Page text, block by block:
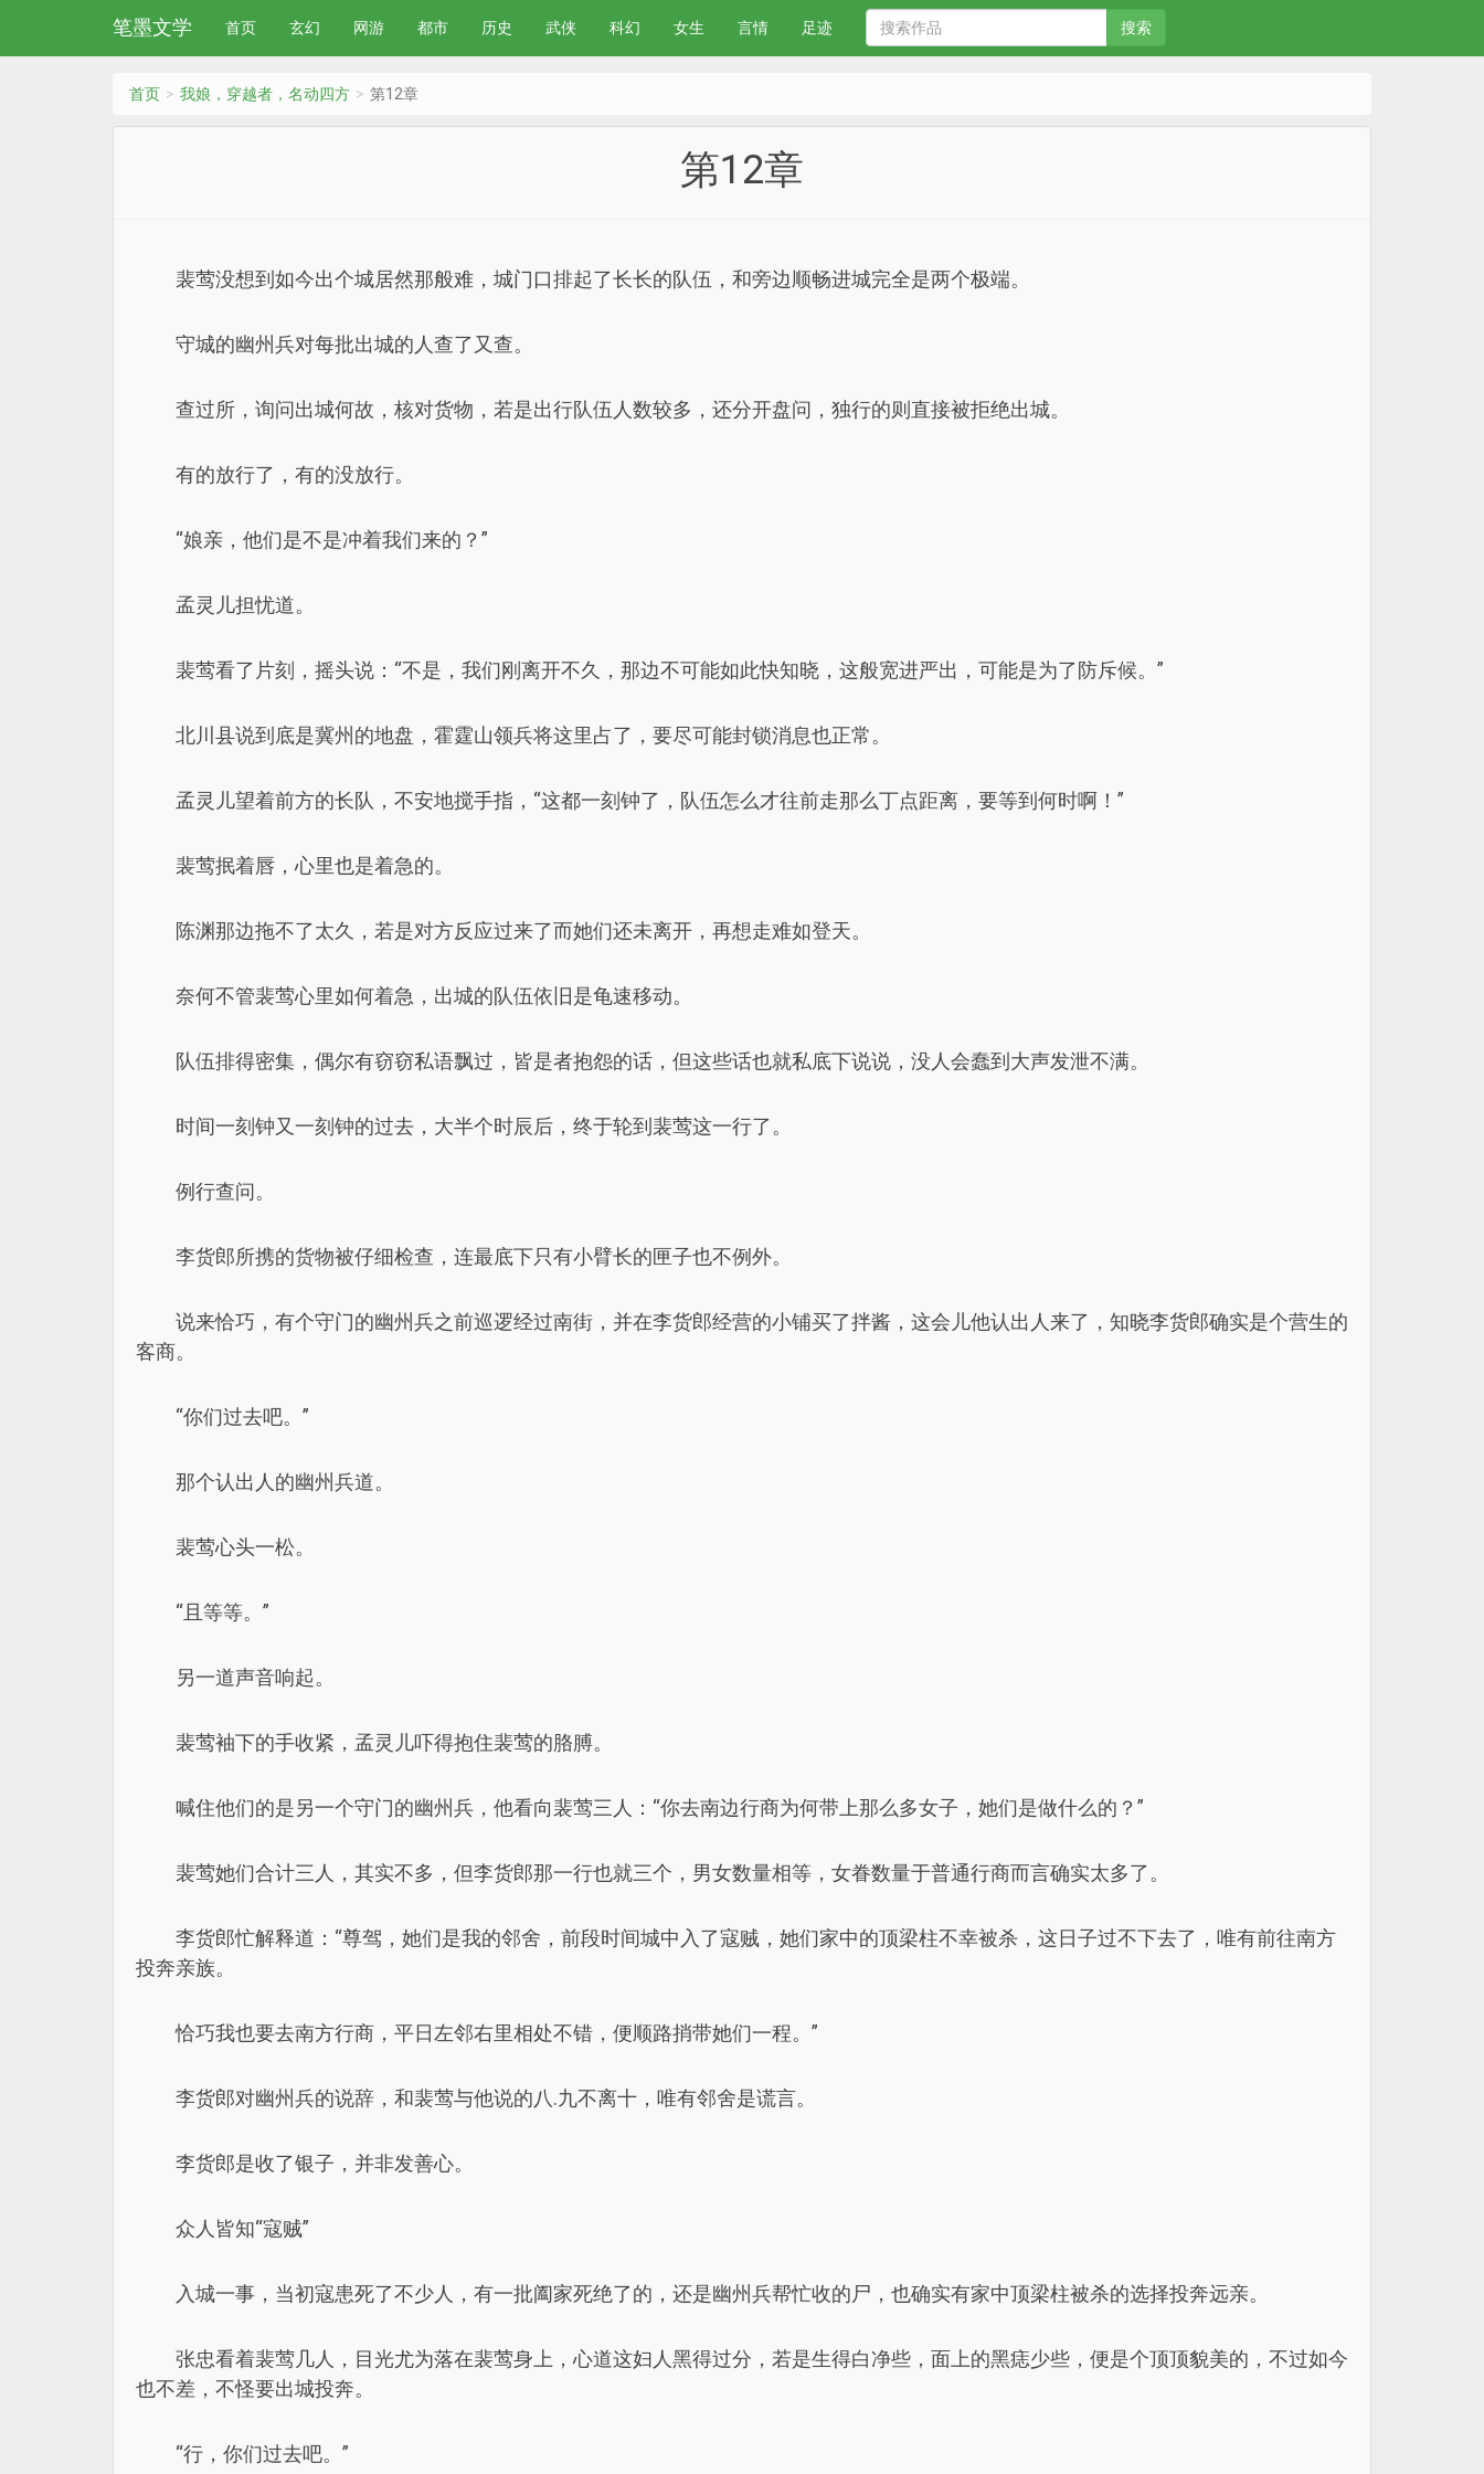
笔墨文学 首页 玄幻 网游 都市 历史 武侠 科幻 女生 言情 足迹 搜索
首页 我娘，穿越者，名动四方 第12章
第12章
裴莺没想到如今出个城居然那般难，城门口排起了长长的队伍，和旁边顺畅进城完全是两个极端。
守城的幽州兵对每批出城的人查了又查。
查过所，询问出城何故，核对货物，若是出行队伍人数较多，还分开盘问，独行的则直接被拒绝出城。
有的放行了，有的没放行。
“娘亲，他们是不是冲着我们来的？”
孟灵儿担忧道。
裴莺看了片刻，摇头说：“不是，我们刚离开不久，那边不可能如此快知晓，这般宽进严出，可能是为了防斥候。”
北川县说到底是冀州的地盘，霍霆山领兵将这里占了，要尽可能封锁消息也正常。
孟灵儿望着前方的长队，不安地搅手指，“这都一刻钟了，队伍怎么才往前走那么丁点距离，要等到何时啊！”
裴莺抿着唇，心里也是着急的。
陈渊那边拖不了太久，若是对方反应过来了而她们还未离开，再想走难如登天。
奈何不管裴莺心里如何着急，出城的队伍依旧是龟速移动。
队伍排得密集，偶尔有窃窃私语飘过，皆是者抱怨的话，但这些话也就私底下说说，没人会蠢到大声发泄不满。
时间一刻钟又一刻钟的过去，大半个时辰后，终于轮到裴莺这一行了。
例行查问。
李货郎所携的货物被仔细检查，连最底下只有小臂长的匣子也不例外。
说来恰巧，有个守门的幽州兵之前巡逻经过南街，并在李货郎经营的小铺买了拌酱，这会儿他认出人来了，知晓李货郎确实是个营生的
客商。
“你们过去吧。”
那个认出人的幽州兵道。
裴莺心头一松。
“且等等。”
另一道声音响起。
裴莺袖下的手收紧，孟灵儿吓得抱住裴莺的胳膊。
喊住他们的是另一个守门的幽州兵，他看向裴莺三人：“你去南边行商为何带上那么多女子，她们是做什么的？”
裴莺她们合计三人，其实不多，但李货郎那一行也就三个，男女数量相等，女眷数量于普通行商而言确实太多了。
李货郎忙解释道：“尊驾，她们是我的邻舍，前段时间城中入了寇贼，她们家中的顶梁柱不幸被杀，这日子过不下去了，唯有前往南方
投奔亲族。
恰巧我也要去南方行商，平日左邻右里相处不错，便顺路捎带她们一程。”
李货郎对幽州兵的说辞，和裴莺与他说的八.九不离十，唯有邻舍是谎言。
李货郎是收了银子，并非发善心。
众人皆知“寇贼”
入城一事，当初寇患死了不少人，有一批阖家死绝了的，还是幽州兵帮忙收的尸，也确实有家中顶梁柱被杀的选择投奔远亲。
张忠看着裴莺几人，目光尤为落在裴莺身上，心道这妇人黑得过分，若是生得白净些，面上的黑痣少些，便是个顶顶貌美的，不过如今
也不差，不怪要出城投奔。
“行，你们过去吧。”